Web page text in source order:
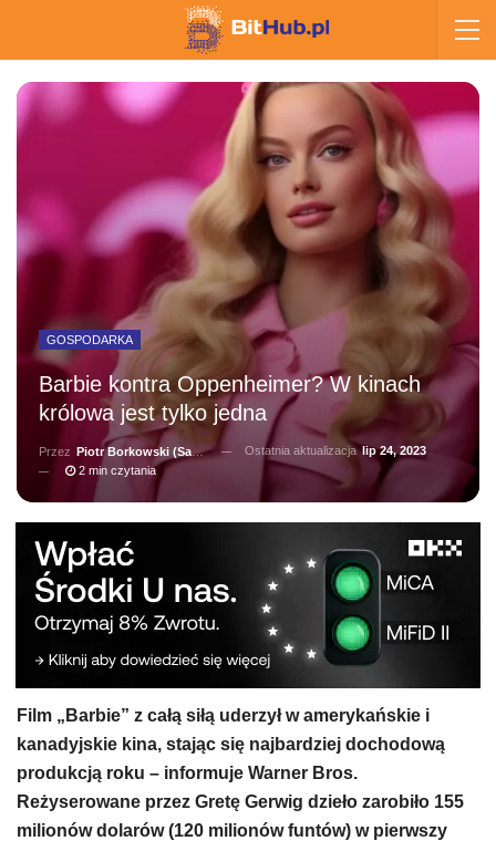
GOSPODARKA
Barbie kontra Oppenheimer? W kinach
królowa jest tylko jedna
Przez Piotr Borkowski (Salernitano) Ostatnia aktualizacjalip 24, 2023
2 min czytania
Film „Barbie” z całą siłą uderzył w amerykańskie i
kanadyjskie kina, stając się najbardziej dochodową
produkcją roku – informuje Warner Bros.
Reżyserowane przez Gretę Gerwig dzieło zarobiło 155
milionów dolarów (120 milionów funtów) w pierwszy